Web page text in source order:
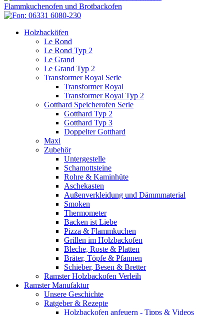
Holzbacköfen
Le Rond
Le Rond Typ 2
Le Grand
Le Grand Typ 2
Transformer Royal Serie
Transformer Royal
Transformer Royal Typ 2
Gotthard Speicherofen Serie
Gotthard Typ 2
Gotthard Typ 3
Doppelter Gotthard
Maxi
Zubehör
Untergestelle
Schamottsteine
Rohre & Kaminhüte
Aschekasten
Außenverkleidung und Dämmmaterial
Smoken
Thermometer
Backen ist Liebe
Pizza & Flammkuchen
Grillen im Holzbackofen
Bleche, Roste & Platten
Bräter, Töpfe & Pfannen
Schieber, Besen & Bretter
Ramster Holzbackofen Verleih
Ramster Manufaktur
Unsere Geschichte
Ratgeber & Rezepte
Holzbackofen anfeuern - Tipps & Videos